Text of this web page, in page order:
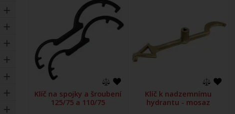
Klíč na spojky a šroubení
125/75 a 110/75
Klíč k nadzemnímu
hydrantu - mosaz